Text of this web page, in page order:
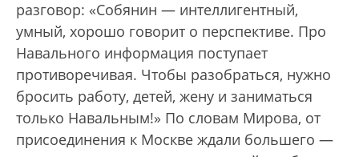
разговор: «Собянин — интеллигентный,
умный, хорошо говорит о перспективе. Про
Навального информация поступает
противоречивая. Чтобы разобраться, нужно
бросить работу, детей, жену и заниматься
только Навальным!» По словам Мирова, от
присоединения к Москве ждали большего —